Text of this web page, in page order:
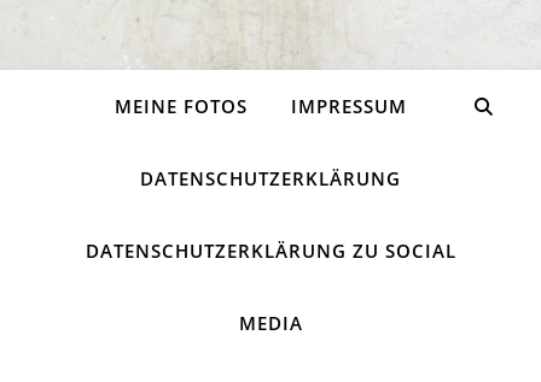
MEINE FOTOS IMPRESSUM
DATENSCHUTZERKLÄRUNG
DATENSCHUTZERKLÄRUNG ZU SOCIAL
MEDIA